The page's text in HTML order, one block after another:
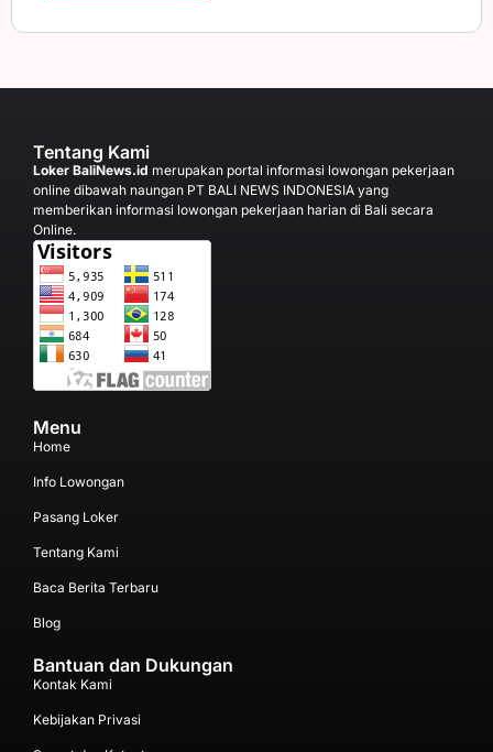
Tentang Kami
Loker BaliNews.id merupakan portal informasi lowongan pekerjaan
online dibawah naungan PT BALI NEWS INDONESIA yang
memberikan informasi lowongan pekerjaan harian di Bali secara
Online.
Menu
Home
Info Lowongan
Pasang Loker
Tentang Kami
Baca Berita Terbaru
Blog
Bantuan dan Dukungan
Kontak Kami
Kebijakan Privasi